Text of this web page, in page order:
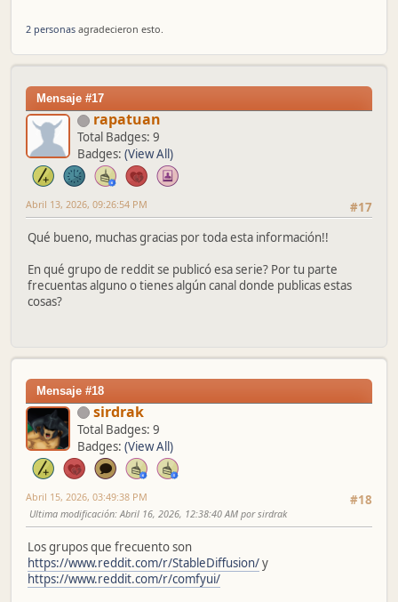
2 personas agradecieron esto.
Mensaje #17
rapatuan
Total Badges: 9
Badges: (View All)
#17
Abril 13, 2026, 09:26:54 PM
Qué bueno, muchas gracias por toda esta información!!
En qué grupo de reddit se publicó esa serie? Por tu parte
frecuentas alguno o tienes algún canal donde publicas estas
cosas?
Mensaje #18
sirdrak
Total Badges: 9
Badges: (View All)
#18
Abril 15, 2026, 03:49:38 PM
Ultima modificación: Abril 16, 2026, 12:38:40 AM por sirdrak
Los grupos que frecuento son
https://www.reddit.com/r/StableDiffusion/y
https://www.reddit.com/r/comfyui/